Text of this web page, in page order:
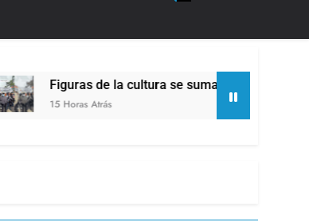
de la cultura se sumaron a la marcha frente al
Atrás